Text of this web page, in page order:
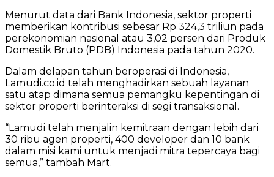
Menurut data dari Bank Indonesia, sektor properti
memberikan kontribusi sebesar Rp 324,3 triliun pada
perekonomian nasional atau 3,02 persen dari Produk
Domestik Bruto (PDB) Indonesia pada tahun 2020.
Dalam delapan tahun beroperasi di Indonesia,
Lamudi.co.id telah menghadirkan sebuah layanan
satu atap dimana semua pemangku kepentingan di
sektor properti berinteraksi di segi transaksional.
“Lamudi telah menjalin kemitraan dengan lebih dari
30 ribu agen properti, 400 developer dan 10 bank
dalam misi kami untuk menjadi mitra tepercaya bagi
semua,” tambah Mart.